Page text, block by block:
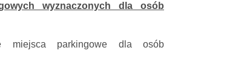
wyznaczonych dla osób
miejsca parkingowe dla osób